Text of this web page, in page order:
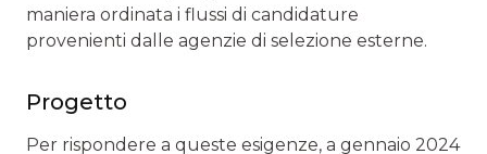
maniera ordinata i flussi di candidature
provenienti dalle agenzie di selezione esterne.
Progetto
Per rispondere a queste esigenze, a gennaio 2024